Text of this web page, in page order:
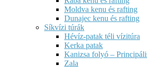
Moldva kenu és rafting
Dunajec kenu és rafting
Síkvízi túrák
Hévíz-patak téli vízitúra
Kerka patak
Kanizsa folyó –
Zala